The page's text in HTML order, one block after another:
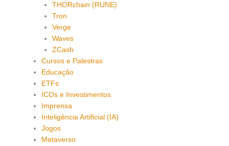
THORchain (RUNE)
Tron
Verge
Waves
ZCash
Cursos e Palestras
Educação
ETFs
ICOs e Investimentos
Imprensa
Inteligência Artificial (IA)
Jogos
Metaverso